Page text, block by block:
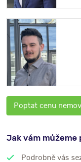
Poptat cenu
Jak vám můžeme
Podrobně vás